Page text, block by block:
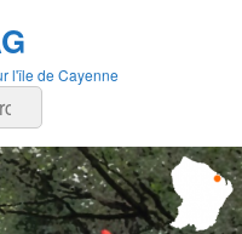
l'île de Cayenne